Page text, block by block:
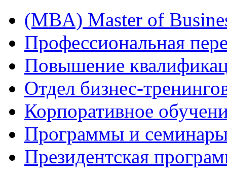
(MBA) Master of
Профессиональная
Повышение
Отдел бизнес-
Корпоративное
Программы и
Президентская